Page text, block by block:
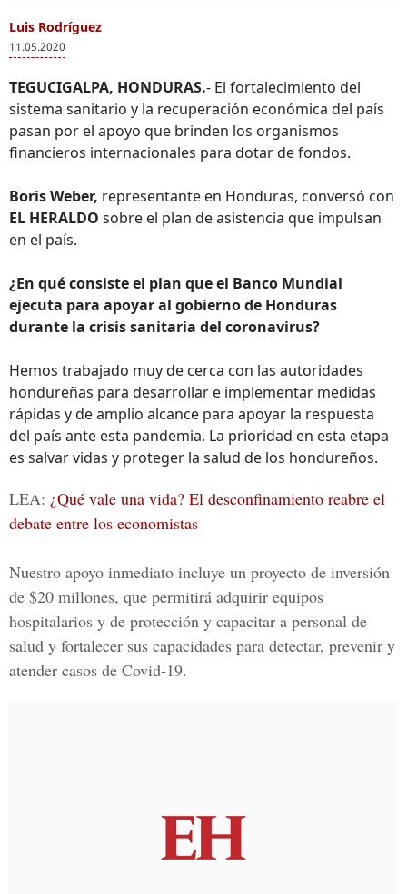
Luis Rodríguez
11.05.2020
TEGUCIGALPA, HONDURAS.- El fortalecimiento del
sistema sanitario y la recuperación económica del país
pasan por el apoyo que brinden los organismos
financieros internacionales para dotar de fondos.
Boris Weber, representante en Honduras, conversó con
EL HERALDO sobre el plan de asistencia que impulsan
en el país.
¿En qué consiste el plan que el Banco Mundial
ejecuta para apoyar al gobierno de Honduras
durante la crisis sanitaria del coronavirus?
Hemos trabajado muy de cerca con las autoridades
hondureñas para desarrollar e implementar medidas
rápidas y de amplio alcance para apoyar la respuesta
del país ante esta pandemia. La prioridad en esta etapa
es salvar vidas y proteger la salud de los hondureños.
LEA: ¿Qué vale una vida? El desconfinamiento reabre el
debate entre los economistas
Nuestro apoyo inmediato incluye un proyecto de inversión
de $20 millones, que permitirá adquirir equipos
hospitalarios y de protección y capacitar a personal de
salud y fortalecer sus capacidades para detectar, prevenir y
atender casos de Covid-19.